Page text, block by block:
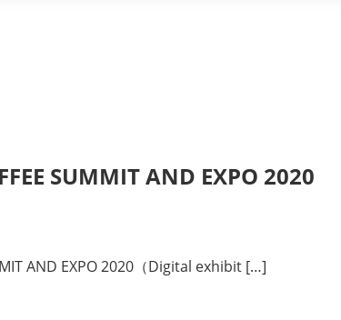
SUMMIT AND EXPO 2020
AND EXPO 2020（Digital exhibit […]